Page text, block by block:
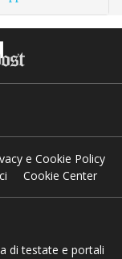
e Cookie Policy
Cookie Center
di testate e portali